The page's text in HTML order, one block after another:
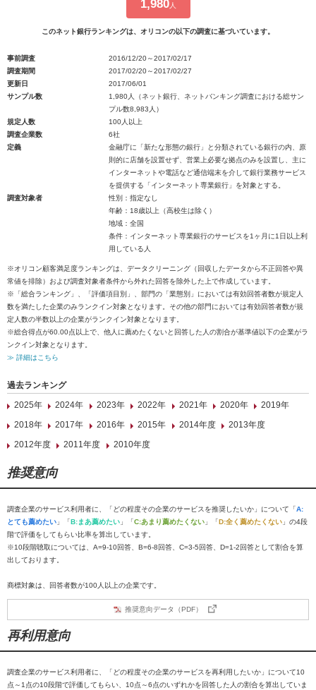
1,980人
このネット銀行ランキングは、オリコンの以下の調査に基づいています。
事前調査
2016/12/20～2017/02/17
調査期間
2017/02/20～2017/02/27
更新日
2017/06/01
サンプル数
1,980人（ネット銀行、ネットバンキング調査における総サン
プル数8,983人）
規定人数
100人以上
調査企業数
6社
定義
金融庁に「新たな形態の銀行」と分類されている銀行の内、原
則的に店舗を設置せず、営業上必要な拠点のみを設置し、主に
インターネットや電話など通信端末を介して銀行業務サービス
を提供する「インターネット専業銀行」を対象とする。
調査対象者
性別：指定なし
年齢：18歳以上（高校生は除く）
地域：全国
条件：インターネット専業銀行のサービスを1ヶ月に1日以上利
用している人
※オリコン顧客満足度ランキングは、データクリーニング（回収したデータから不正回答や異
常値を排除）および調査対象者条件から外れた回答を除外した上で作成しています。
※「総合ランキング」、「評価項目別」、部門の「業態別」においては有効回答者数が規定人
数を満たした企業のみランクイン対象となります。その他の部門においては有効回答者数が規
定人数の半数以上の企業がランクイン対象となります。
※総合得点が60.00点以上で、他人に薦めたくないと回答した人の割合が基準値以下の企業がラ
ンクイン対象となります。
≫ 詳細はこちら
過去ランキング
2025年
2024年 2023年 2022年 2021年 2020年
2019年
2018年
2017年 2016年 2015年 2014年度
2013年度
2012年度
2011年度 2010年度
推奨意向
調査企業のサービス利用者に、「どの程度その企業のサービスを推奨したいか」について「A:
とても薦めたい 」「B:まあ薦めたい 」「C:あまり薦めたくない 」「D:全く薦めたくない 」の4段
階で評価をしてもらい比率を算出しています。
※10段階聴取については、A=9-10回答、B=6-8回答、C=3-5回答、D=1-2回答として割合を算
出しております。
商標対象は、回答者数が100人以上の企業です。
推奨意向データ（PDF）
再利用意向
調査企業のサービス利用者に、「どの程度その企業のサービスを再利用したいか」について10
点～1点の10段階で評価してもらい、10点～6点のいずれかを回答した人の割合を算出していま